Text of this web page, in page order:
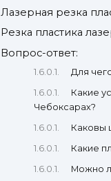
Лазерная резка
Резка пластика
Вопрос-ответ:
Для
Какие
Чебоксарах?
Каковы
Какие
Можно